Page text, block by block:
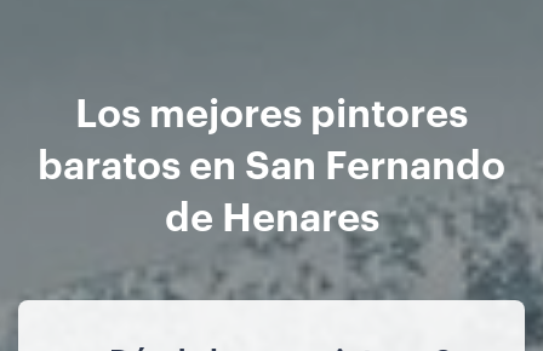
Los mejores pintores
baratos en San Fernando
de Henares